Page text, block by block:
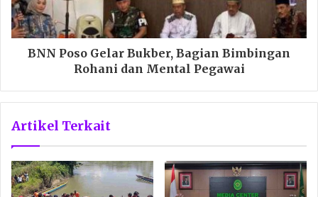
BNN Poso Gelar Bukber, Bagian Bimbingan
Rohani dan Mental Pegawai
Artikel Terkait